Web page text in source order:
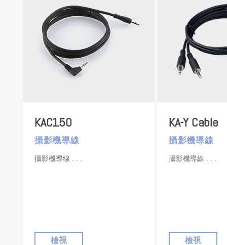
KAC150
攝影機導線
攝影機導線
檢視
KA-Y Cable
攝影機導線
攝影機導線
檢視